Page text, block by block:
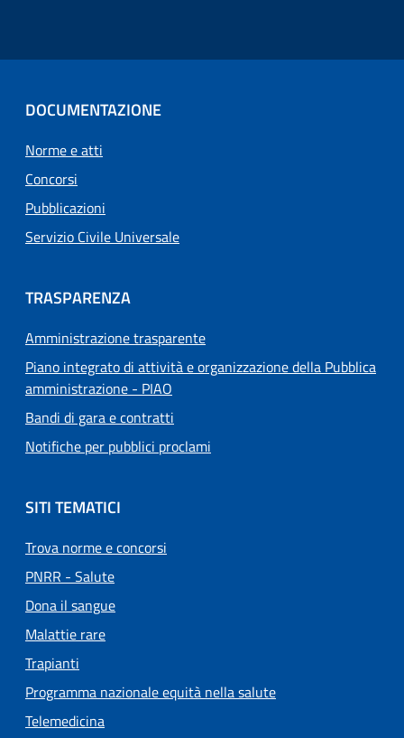
DOCUMENTAZIONE
Norme e atti
Concorsi
Pubblicazioni
Servizio Civile Universale
TRASPARENZA
Amministrazione trasparente
Piano integrato di attività e organizzazione della Pubblica
amministrazione - PIAO
Bandi di gara e contratti
Notifiche per pubblici proclami
SITI TEMATICI
Trova norme e concorsi
PNRR - Salute
Dona il sangue
Malattie rare
Trapianti
Programma nazionale equità nella salute
Telemedicina